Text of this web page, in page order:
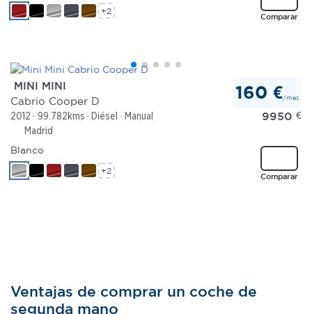
Comparar
+2
MINI MINI
Cabrio Cooper D
2012 99.782kms Diésel
Manual
Madrid
160 €/mes
9950 €
Comparar
Blanco
+2
Ventajas de comprar un coche de
segunda mano